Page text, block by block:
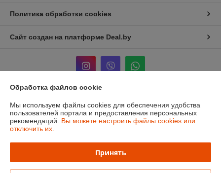
Политика обработки cookies
Сайт создан на платформе Deal.by
Информация для покупателя
Юридическое лицо:ЧТУП «Мечты Киры»
220024, г. Минск, ул. Асаналиева, д.42
Регистрационный номер ЕГР: 191512959
Обработка файлов cookie
Мы используем файлы cookies для обеспечения удобства
пользователей портала и предоставления персональных
рекомендаций. Вы можете настроить файлы cookies или
отключить их.
Принять